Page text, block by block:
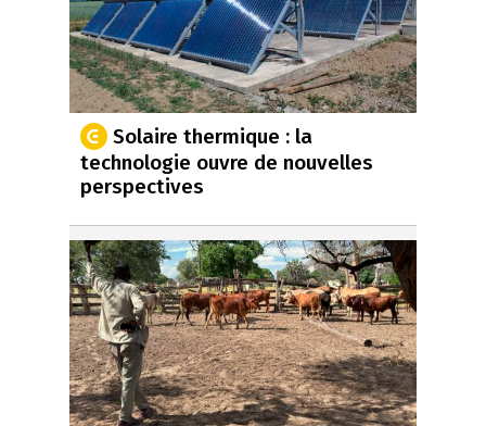
Solaire thermique : la
technologie ouvre de nouvelles
perspectives